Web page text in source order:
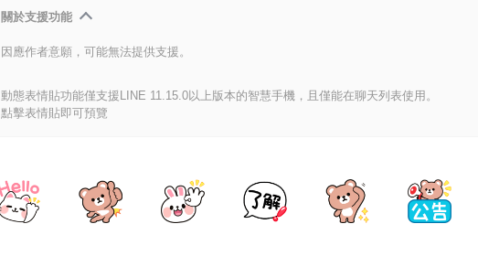
關於支援功能
因應作者意願，可能無法提供支援。
動態表情貼功能僅支援LINE 11.15.0以上版本的智慧手機，且僅能在聊天列表使用。
點擊表情貼即可預覽